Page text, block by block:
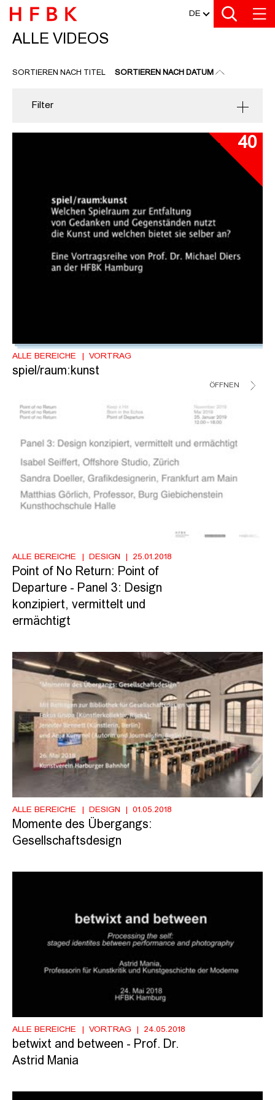
Zu den Filtern
Zur Metanavigation
Zur Hauptnavigation
Zur Suche
Zum Inhalt
Zum Seitenfuss DE
ALLE VIDEOS
ALLE VIDEOS
SORTIEREN NACH TITEL SORTIEREN NACH DATUM
Filter
40
ALLE BEREICHE VORTRAG
spiel/raum:kunst
ÖFFNEN
ALLE BEREICHE DESIGN 25.01.2018
Point of No Return: Point of
Departure - Panel 3: Design
konzipiert, vermittelt und
ermächtigt
ALLE BEREICHE DESIGN 01.05.2018
Momente des Übergangs:
Gesellschaftsdesign
ALLE BEREICHE VORTRAG 24.05.2018
betwixt and between - Prof. Dr.
Astrid Mania